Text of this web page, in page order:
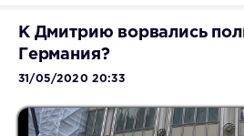
К Дмитрию ворвались
Германия?
31/05/2020 20:33